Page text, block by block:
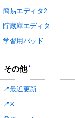
簡易エディタ2
貯蔵庫エディタ
学習用パッド
その他 *
📍最近更新
📍X